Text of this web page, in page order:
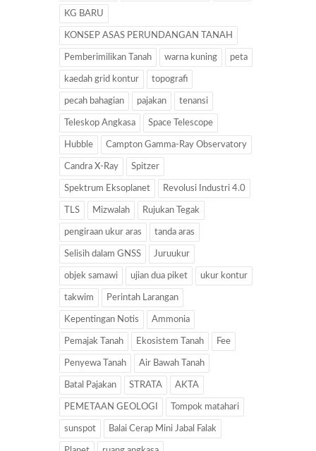
KG BARU
KONSEP ASAS PERUNDANGAN TANAH
Pemberimilikan Tanah warna kuning peta
kaedah grid kontur topografi
pecah bahagian pajakan tenansi
Teleskop Angkasa Space Telescope
Hubble Campton Gamma-Ray Observatory
Candra X-Ray Spitzer
Spektrum Eksoplanet Revolusi Industri 4.0
TLS Mizwalah Rujukan Tegak
pengiraan ukur aras tanda aras
Selisih dalam GNSS Juruukur
objek samawi ujian dua piket ukur kontur
takwim Perintah Larangan
Kepentingan Notis Ammonia
Pemajak Tanah Ekosistem Tanah Fee
Penyewa Tanah Air Bawah Tanah
Batal Pajakan STRATA AKTA
PEMETAAN GEOLOGI Tompok matahari
sunspot Balai Cerap Mini Jabal Falak